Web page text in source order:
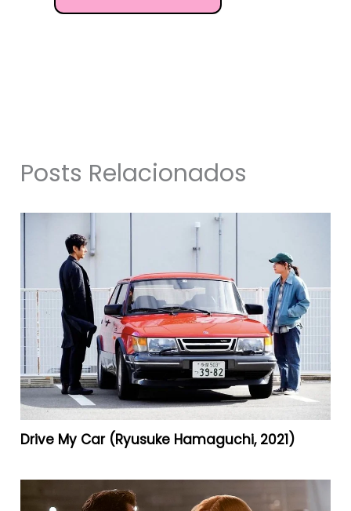
Posts Relacionados
Drive My Car (Ryusuke Hamaguchi, 2021)